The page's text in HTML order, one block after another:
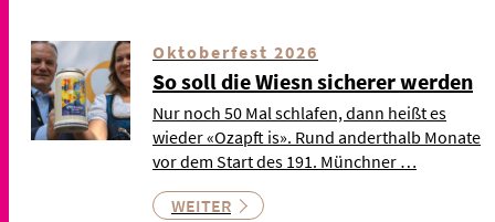
Oktoberfest 2026
So soll die Wiesn sicherer werden
Nur noch 50 Mal schlafen, dann heißt es
wieder «Ozapft is». Rund anderthalb Monate
vor dem Start des 191. Münchner …
WEITER